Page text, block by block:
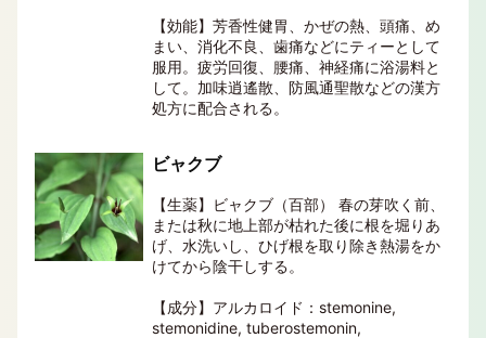
【効能】芳香性健胃、かぜの熱、頭痛、め
まい、消化不良、歯痛などにティーとして
服用。疲労回復、腰痛、神経痛に浴湯料と
して。加味逍遙散、防風通聖散などの漢方
処方に配合される。
ビャクブ
【生薬】ビャクブ（百部） 春の芽吹く前、
または秋に地上部が枯れた後に根を堀りあ
げ、水洗いし、ひげ根を取り除き熱湯をか
けてから陰干しする。
【成分】アルカロイド：stemonine,
stemonidine, tuberostemonin,